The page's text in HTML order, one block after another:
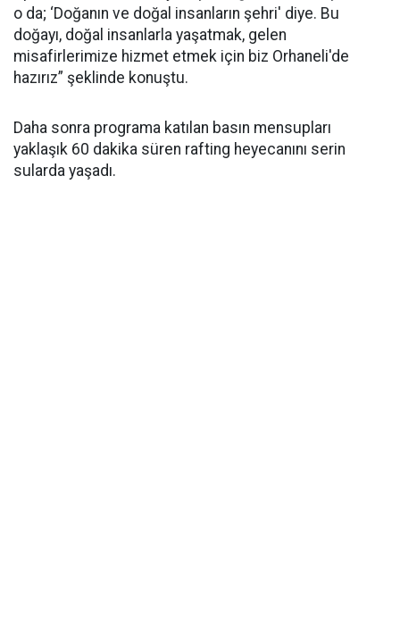
o da; ‘Doğanın ve doğal insanların şehri' diye. Bu
doğayı, doğal insanlarla yaşatmak, gelen
misafirlerimize hizmet etmek için biz Orhaneli'de
hazırız” şeklinde konuştu.
Daha sonra programa katılan basın mensupları
yaklaşık 60 dakika süren rafting heyecanını serin
sularda yaşadı.